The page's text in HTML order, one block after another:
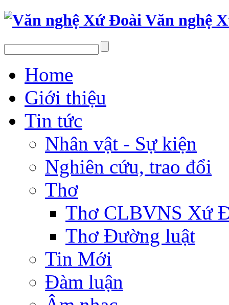
Văn nghệ
Home
Giới thiệu
Tin tức
Nhân vật - Sự kiện
Nghiên cứu, trao đổi
Thơ
Thơ CLBVNS Xứ
Thơ Đường luật
Tin Mới
Đàm luận